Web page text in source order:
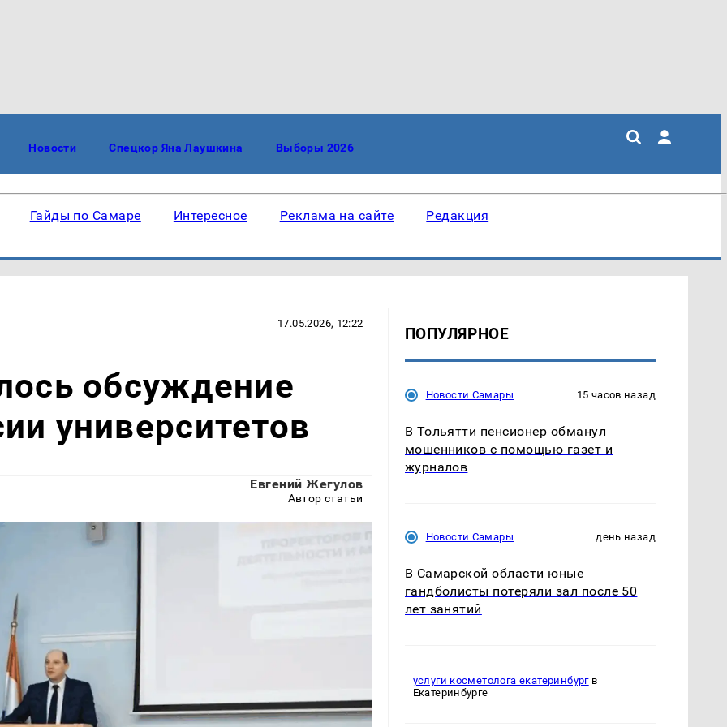
Новости Спецкор Яна Лаушкина Выборы 2026
Гайды по Самаре Интересное Реклама на сайте Редакция
17.05.2026, 12:22
обсуждение
университетов
Евгений Жегулов
Автор статьи
ПОПУЛЯРНОЕ
Новости Самары 15 часов назад
В Тольятти пенсионер обманул
мошенников с помощью газет и
журналов
Новости Самары день назад
В Самарской области юные
гандболисты потеряли зал после 50
лет занятий
услуги косметолога екатеринбургв
Екатеринбурге